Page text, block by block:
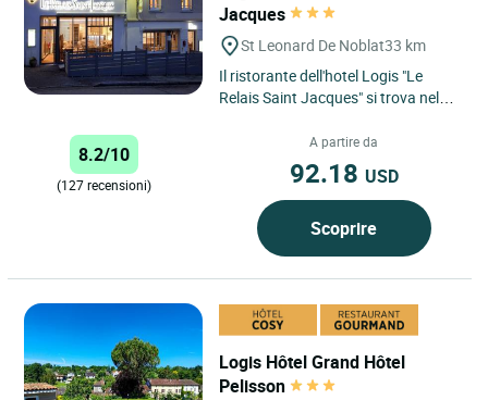
Jacques
St Leonard De Noblat33 km
Il ristorante dell'hotel Logis "Le
Relais Saint Jacques" si trova nel
medievale, Saint Léonard...
8.2/10
(127 recensioni)
A partire da
92.18 USD
Scoprire
Logis Hôtel Grand Hôtel
Pelisson